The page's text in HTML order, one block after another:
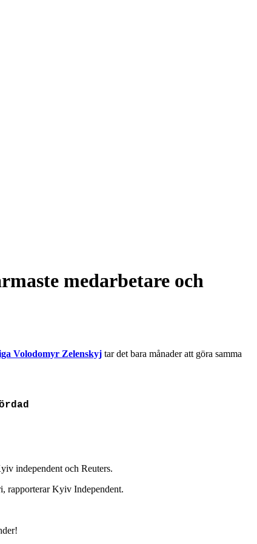
medarbetare och
Volodomyr Zelenskyj tar det bara månader att göra samma
independent och Reuters.
rapporterar Kyiv Independent.